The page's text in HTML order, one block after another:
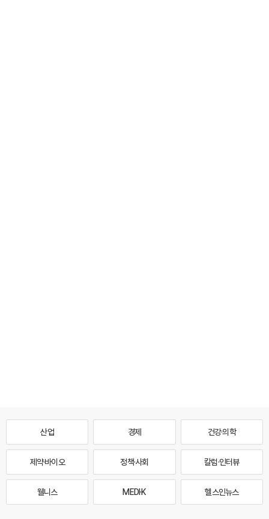
산업 경제 건강·의학
제약·바이오 정책·사회 칼럼·인터뷰
웰니스 MEDI·K 헬스인뉴스